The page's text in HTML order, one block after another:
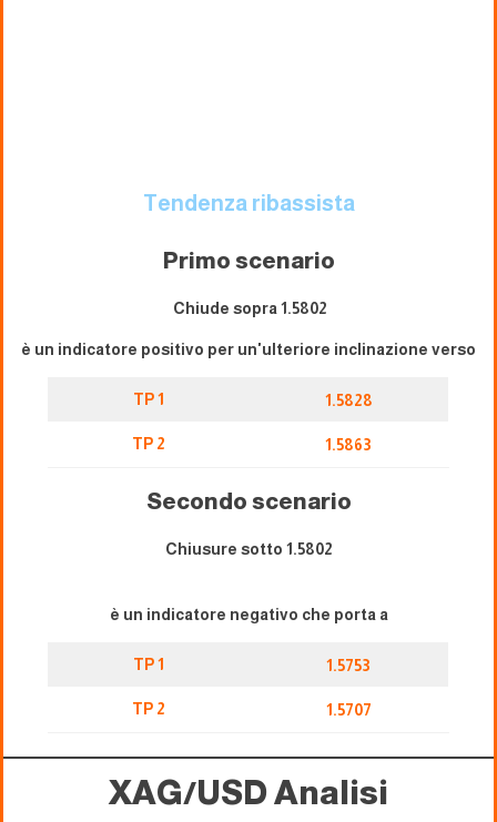
Tendenza ribassista
Primo scenario
Chiude sopra 1.5802
è un indicatore positivo per un'ulteriore inclinazione verso
TP 1 1.5828
TP 2 1.5863
Secondo scenario
Chiusure sotto 1.5802
è un indicatore negativo che porta a
TP 1 1.5753
TP 2 1.5707
XAG/USDAnalisi